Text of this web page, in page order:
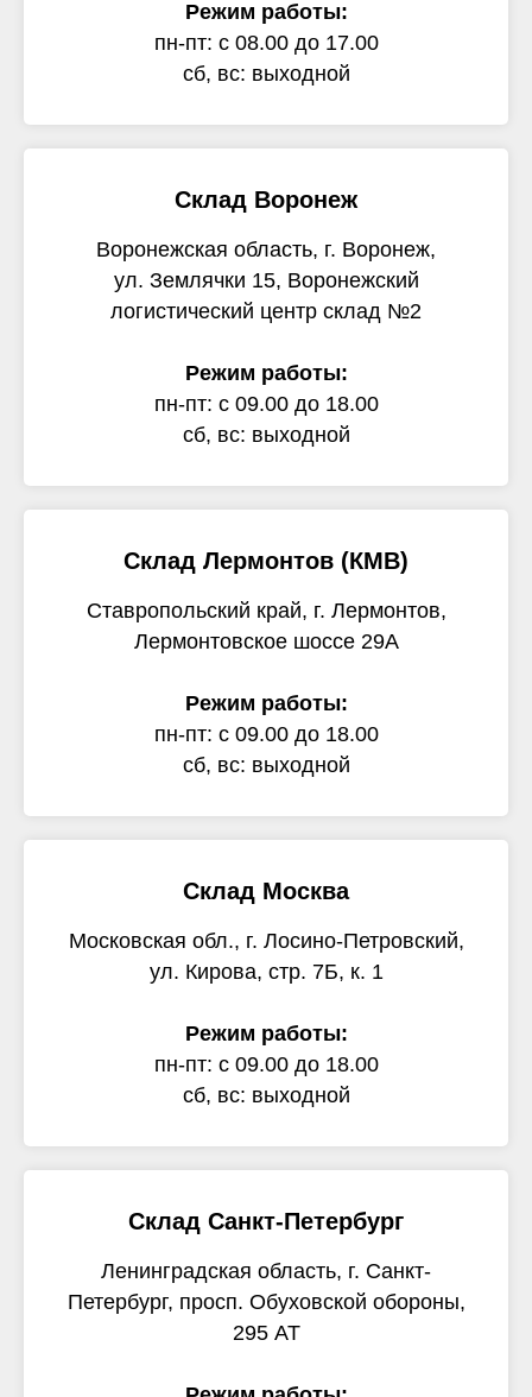
Режим работы:
пн-пт: с 08.00 до 17.00
сб, вс: выходной
Склад Воронеж
Воронежская область, г. Воронеж,
ул. Землячки 15, Воронежский
логистический центр склад №2
Режим работы:
пн-пт: с 09.00 до 18.00
сб, вс: выходной
Склад Лермонтов (КМВ)
Ставропольский край, г. Лермонтов,
Лермонтовское шоссе 29А
Режим работы:
пн-пт: с 09.00 до 18.00
сб, вс: выходной
Склад Москва
Московская обл., г. Лосино-Петровский,
ул. Кирова, стр. 7Б, к. 1
Режим работы:
пн-пт: с 09.00 до 18.00
сб, вс: выходной
Склад Санкт-Петербург
Ленинградская область, г. Санкт-
Петербург, просп. Обуховской обороны,
295 АТ